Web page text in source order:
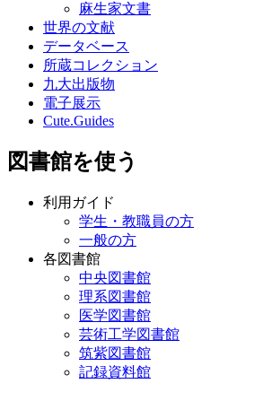
麻生家文書
世界の文献
データベース
所蔵コレクション
九大出版物
電子展示
Cute.Guides
図書館を使う
利用ガイド
学生・教職員の方
一般の方
各図書館
中央図書館
理系図書館
医学図書館
芸術工学図書館
筑紫図書館
記録資料館